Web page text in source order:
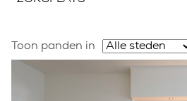
Toon panden in
Pagina's